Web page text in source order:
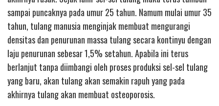
sampai puncaknya pada umur 25 tahun. Namum mulai umur 35
tahun, tulang manusia menginjak membuat mengurangi
densitas dan penurunan massa tulang secara kontinyu dengan
laju penurunan sebesar 1,5% setahun. Apabila ini terus
berlanjut tanpa diimbangi oleh proses produksi sel-sel tulang
yang baru, akan tulang akan semakin rapuh yang pada
akhirnya tulang akan membuat osteoporosis.